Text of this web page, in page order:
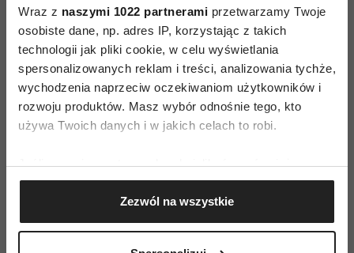
Wraz z naszymi 1022 partnerami przetwarzamy Twoje
osobiste dane, np. adres IP, korzystając z takich
technologii jak pliki cookie, w celu wyświetlania
spersonalizowanych reklam i treści, analizowania tychże,
wychodzenia naprzeciw oczekiwaniom użytkowników i
rozwoju produktów. Masz wybór odnośnie tego, kto
używa Twoich danych i w jakich celach to robi.
Jeśli wyrazisz na to zgodę, chcielibyśmy również:
Gromadzić dane dotyczące Twojej lokalizacji
geograficznej z dokładnością nawet do kilku metrów
Identyfikować Twoje urządzenie, aktywnie
Zezwól na wszystkie
jednej strony oraz odcieniach brązów i beży, w
tym połyskliwej miedzi i złota – z drugiej.
Wzbogacona o intensywne odcienie miętowej
zieleni. Po raz kolejny w kolekcji Przybylski
wykorzystał autorskie nadruki, tym razem są to
wariacje na temat struktury drewna. „ULTRA”
strony pojawiają się bardzo miękkie drapowane
elementy, które jednocześnie spłatają się z